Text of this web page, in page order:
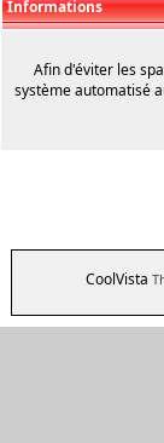
Informations
Afin d'éviter les
système automatisé
CoolVista